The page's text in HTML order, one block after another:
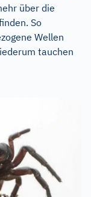
über die
So
Wellen
tauchen